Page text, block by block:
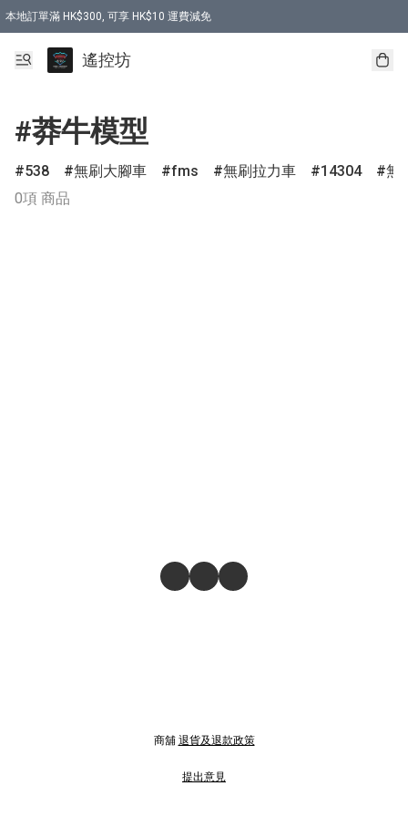
本地訂單滿 HK$300, 可享 HK$10 運費減免
購買 7.6V 6500mah 70C 電池 送 7.6V USB充電器
遙控坊
#莽牛模型
538 無刷大腳車 fms 無刷拉力車 14304
無
0項 商品
商舖 退貨及退款政策
提出意見